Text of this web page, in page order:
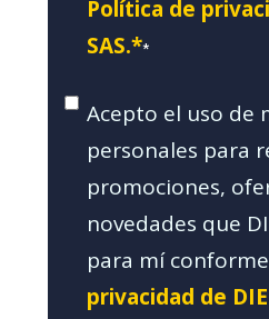
Política de
SAS.**
Acepto el uso de
personales para
promociones,
novedades que
para mí
privacidad de